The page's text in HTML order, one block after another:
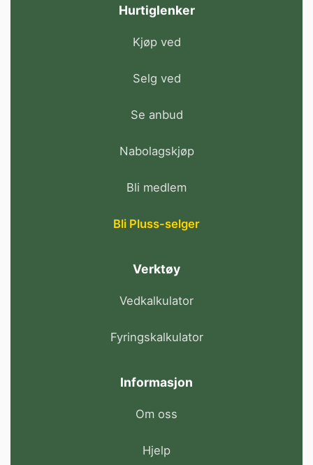
Hurtiglenker
Kjøp ved
Selg ved
Se anbud
Nabolagskjøp
Bli medlem
Bli Pluss-selger
Verktøy
Vedkalkulator
Fyringskalkulator
Informasjon
Om oss
Hjelp